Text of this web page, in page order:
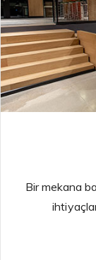
Bir mekana